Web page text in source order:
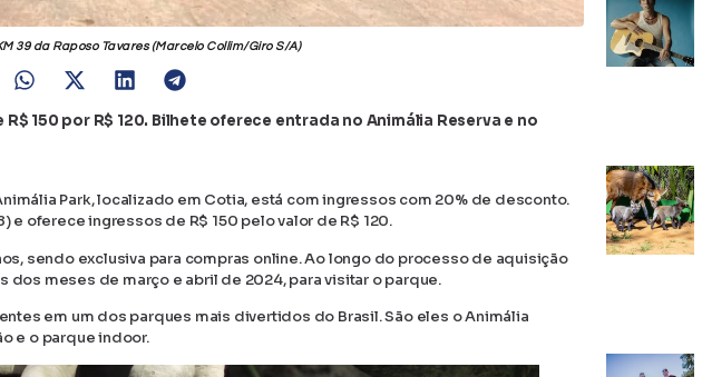
39 da Raposo Tavares (Marcelo Collim/Giro S/A)
150 por R$ 120. Bilhete oferece entrada no Animália Reserva e no
Park, localizado em Cotia, está com ingressos com 20% de desconto.
e oferece ingressos de R$ 150 pelo valor de R$ 120.
sendo exclusiva para compras online. Ao longo do processo de aquisição
meses de março e abril de 2024, para visitar o parque.
em um dos parques mais divertidos do Brasil. São eles o Animália
e o parque indoor.